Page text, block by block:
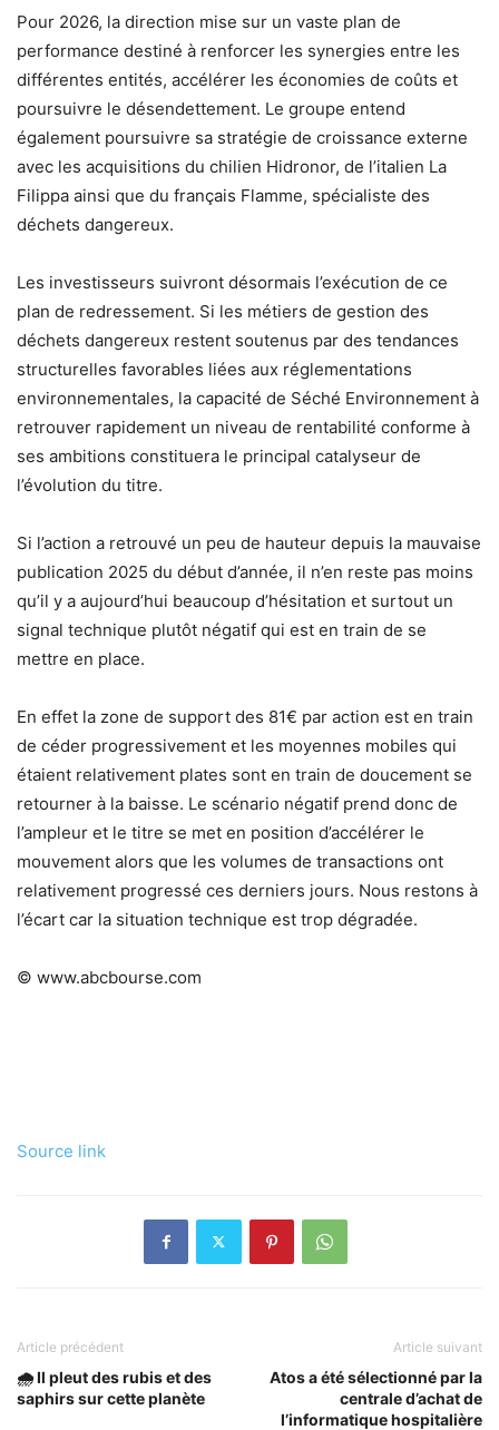
Pour 2026, la direction mise sur un vaste plan de
performance destiné à renforcer les synergies entre les
différentes entités, accélérer les économies de coûts et
poursuivre le désendettement. Le groupe entend
également poursuivre sa stratégie de croissance externe
avec les acquisitions du chilien Hidronor, de l’italien La
Filippa ainsi que du français Flamme, spécialiste des
déchets dangereux.
Les investisseurs suivront désormais l’exécution de ce
plan de redressement. Si les métiers de gestion des
déchets dangereux restent soutenus par des tendances
structurelles favorables liées aux réglementations
environnementales, la capacité de Séché Environnement à
retrouver rapidement un niveau de rentabilité conforme à
ses ambitions constituera le principal catalyseur de
l’évolution du titre.
Si l’action a retrouvé un peu de hauteur depuis la mauvaise
publication 2025 du début d’année, il n’en reste pas moins
qu’il y a aujourd’hui beaucoup d’hésitation et surtout un
signal technique plutôt négatif qui est en train de se
mettre en place.
En effet la zone de support des 81€ par action est en train
de céder progressivement et les moyennes mobiles qui
étaient relativement plates sont en train de doucement se
retourner à la baisse. Le scénario négatif prend donc de
l’ampleur et le titre se met en position d’accélérer le
mouvement alors que les volumes de transactions ont
relativement progressé ces derniers jours. Nous restons à
l’écart car la situation technique est trop dégradée.
© www.abcbourse.com
Source link
Article précédent
🌧️ Il pleut des rubis et des
saphirs sur cette planète
Article suivant
Atos a été sélectionné par la
centrale d’achat de
l’informatique hospitalière